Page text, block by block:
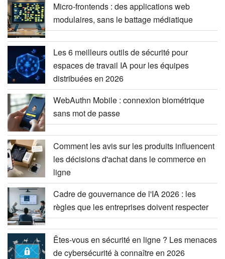
Micro-frontends : des applications web
modulaires, sans le battage médiatique
Les 6 meilleurs outils de sécurité pour
espaces de travail IA pour les équipes
distribuées en 2026
WebAuthn Mobile : connexion biométrique
sans mot de passe
Comment les avis sur les produits influencent
les décisions d'achat dans le commerce en
ligne
Cadre de gouvernance de l'IA 2026 : les
règles que les entreprises doivent respecter
Êtes-vous en sécurité en ligne ? Les menaces
de cybersécurité à connaître en 2026